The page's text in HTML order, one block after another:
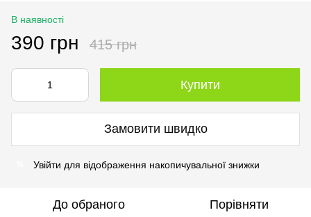
В наявності
390 грн 415 грн
Купити
Замовити швидко
Увійти для відображення накопичувальної знижки
До обраного Порівняти